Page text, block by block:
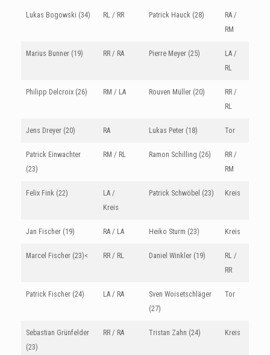
Lukas Bogowski (34) RL / RR Patrick Hauck (28)
RA /
RM
Marius Bunner (19) RR / RA Pierre Meyer (25)
LA /
RL
Philipp Delcroix (26) RM / LA Rouven Müller (20)
RR /
RL
Jens Dreyer (20) RA Lukas Peter (18) Tor
Patrick Einwachter
(23)
RM / RL Ramon Schilling (26)
RR /
RM
Felix Fink (22)
LA /
Kreis
Patrick Schwöbel (23) Kreis
Jan Fischer (19) RA / LA Heiko Sturm (23) Kreis
Marcel Fischer (23)< RR / RL Daniel Winkler (19)
RL /
RR
Patrick Fischer (24) LA / RA
Sven Woisetschläger
(27)
Tor
Sebastian Grünfelder
(23)
RR / RA Tristan Zahn (24) Kreis